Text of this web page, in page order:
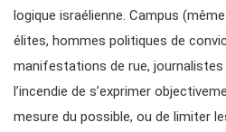
logique israélienne. Campus
élites, hommes politiques de
manifestations de rue,
l’incendie de s’exprimer
mesure du possible, ou de limiter